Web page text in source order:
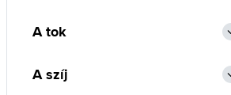
A tok
A szíj